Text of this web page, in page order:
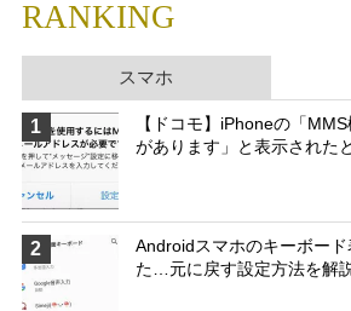
RANKING
スマホ
1
【ドコモ】iPhoneの「
があります」と表示された
2
Androidスマホのキーボー
た…元に戻す設定方法を解